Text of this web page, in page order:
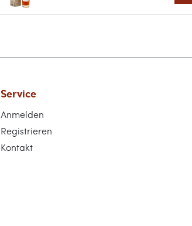
Service
Anmelden
Registrieren
Kontakt